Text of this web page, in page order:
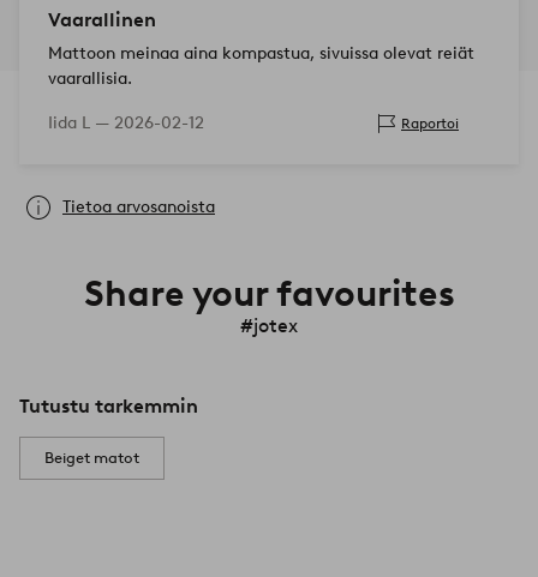
Vaarallinen
Mattoon meinaa aina kompastua, sivuissa olevat reiät
vaarallisia.
Iida L — 2026-02-12 Raportoi
Tietoa arvosanoista
Share your favourites
#jotex
Tutustu tarkemmin
Beiget matot